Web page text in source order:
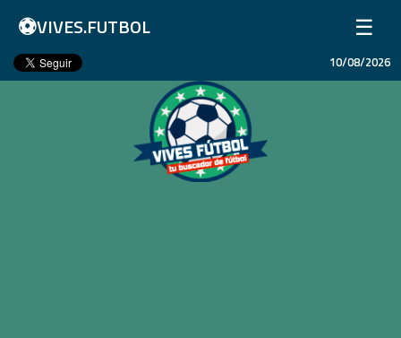
⚽VIVES.FUTBOL ☰
Inicio
10/08/2026